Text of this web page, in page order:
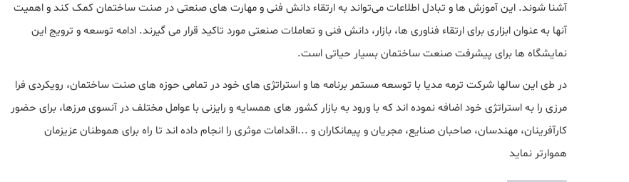
آﺷﻨﺎ ﺷﻮﻧﺪ. این آﻣﻮزش ﻫﺎ و ﺗﺒﺎدل اﻃﻼﻋﺎت میﺗﻮاﻧﺪ ﺑﻪ ارﺗﻘﺎء داﻧﺶ فنی و ﻣﻬﺎرت های صنعتی در ﺻﻨﺖ ﺳﺎﺧﺘﻤﺎن ﮐﻤﮏ ﮐﻨﺪ و اهمیت
آنها ﺑﻪ ﻋﻨﻮان اﺑﺰاری ﺑﺮای ارﺗﻘﺎء ﻓﻨﺎوری ها، ﺑﺎزار، داﻧﺶ فنی و تعاملات صنعتی مورد تاکید قرار می گیرند. ادامه ﺗﻮﺳﻌﻪ و ترویج این
نمایشگاه ها برای پیشرفت صنعت ساختمان بسیار حیاتی است.
در ﻃی اﯾﻦ ﺳﺎﻟﻬﺎ ﺷﺮﮐﺖ ﺗﺮﻣﻪ ﻣﺪﯾﺎ ﺑﺎ ﺗﻮﺳﻌﻪ ﻣﺴﺘﻤﺮ ﺑﺮﻧﺎﻣﻪ ﻫﺎ و اﺳﺘﺮاﺗﮋی ﻫﺎی ﺧﻮد در ﺗﻤﺎمی ﺣﻮزه ﻫﺎی ﺻﻨﺖ ﺳﺎﺧﺘﻤﺎن، روﯾﮑﺮدی ﻓﺮا
ﻣﺮزی را ﺑﻪ اﺳﺘﺮاﺗﮋی ﺧﻮد اﺿﺎﻓﻪ ﻧﻤﻮده اﻧﺪ ﮐﻪ ﺑﺎ ورود ﺑﻪ ﺑﺎزار ﮐﺸﻮر ﻫﺎی ﻫﻤﺴﺎﯾﻪ و رایزنی ﺑﺎ ﻋﻮاﻣﻞ ﻣﺨﺘﻠﻒ در آﻧﺴﻮی ﻣﺮزﻫﺎ، ﺑﺮای ﺣﻀﻮر
ﮐﺎرآﻓﺮﯾﻨﺎن، ﻣﻬﻨﺪﺳﺎن، ﺻﺎﺣﺒﺎن ﺻﻨﺎﯾﻊ، ﻣﺠﺮﯾﺎن و ﭘﯿﻤﺎﻧﮑﺎران و ...اﻗﺪاﻣﺎت ﻣﻮﺛﺮی را اﻧﺠﺎم داده اﻧﺪ ﺗﺎ راه ﺑﺮای ﻫﻤﻮﻃﻨﺎن ﻋﺰﯾﺰﻣﺎن
ﻫﻤﻮارﺗﺮ ﻧﻤﺎﯾﺪ